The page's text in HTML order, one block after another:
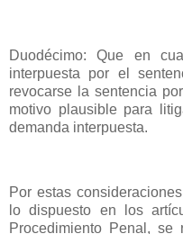
Duodécimo: Que en
interpuesta por el
revocarse la sentencia
motivo plausible para
demanda interpuesta.
Por estas
lo dispuesto en los
Procedimiento Penal,